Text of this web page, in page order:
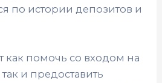
по истории депозитов и
как помочь со входом на
и предоставить